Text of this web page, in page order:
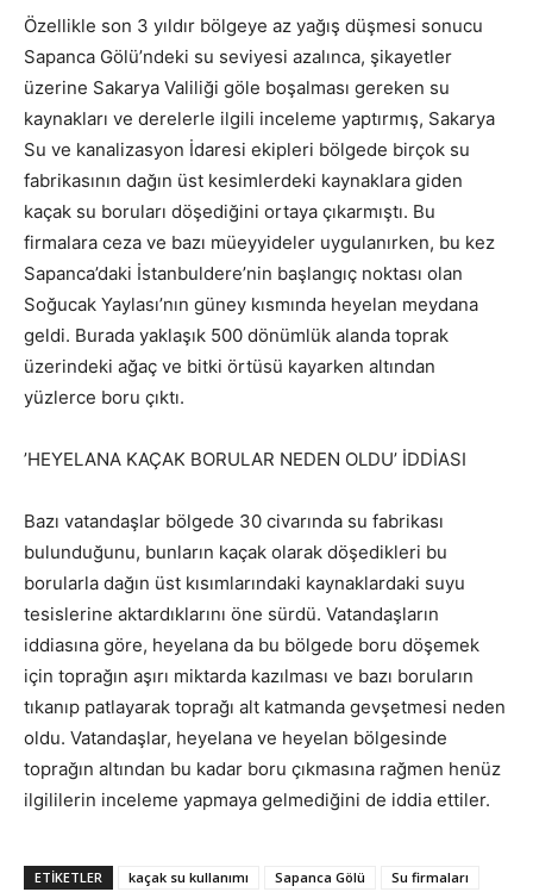
Özellikle son 3 yıldır bölgeye az yağış düşmesi sonucu
Sapanca Gölü’ndeki su seviyesi azalınca, şikayetler
üzerine Sakarya Valiliği göle boşalması gereken su
kaynakları ve derelerle ilgili inceleme yaptırmış, Sakarya
Su ve kanalizasyon İdaresi ekipleri bölgede birçok su
fabrikasının dağın üst kesimlerdeki kaynaklara giden
kaçak su boruları döşediğini ortaya çıkarmıştı. Bu
firmalara ceza ve bazı müeyyideler uygulanırken, bu kez
Sapanca’daki İstanbuldere’nin başlangıç noktası olan
Soğucak Yaylası’nın güney kısmında heyelan meydana
geldi. Burada yaklaşık 500 dönümlük alanda toprak
üzerindeki ağaç ve bitki örtüsü kayarken altından
yüzlerce boru çıktı.
’HEYELANA KAÇAK BORULAR NEDEN OLDU’ İDDİASI
Bazı vatandaşlar bölgede 30 civarında su fabrikası
bulunduğunu, bunların kaçak olarak döşedikleri bu
borularla dağın üst kısımlarındaki kaynaklardaki suyu
tesislerine aktardıklarını öne sürdü. Vatandaşların
iddiasına göre, heyelana da bu bölgede boru döşemek
için toprağın aşırı miktarda kazılması ve bazı boruların
tıkanıp patlayarak toprağı alt katmanda gevşetmesi neden
oldu. Vatandaşlar, heyelana ve heyelan bölgesinde
toprağın altından bu kadar boru çıkmasına rağmen henüz
ilgililerin inceleme yapmaya gelmediğini de iddia ettiler.
ETIKETLER kaçak su kullanımı Sapanca Gölü Su firmaları